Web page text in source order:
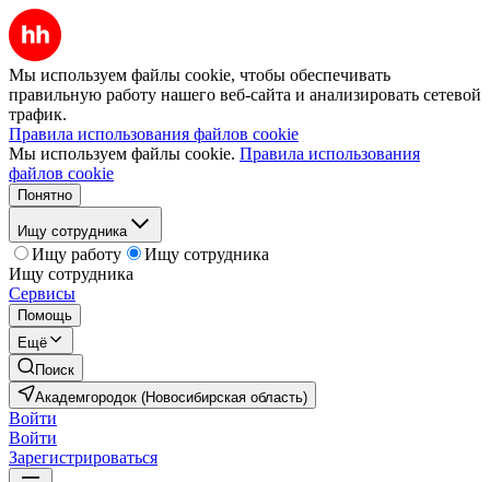
Мы используем файлы cookie, чтобы обеспечивать
правильную работу нашего веб-сайта и анализировать сетевой
трафик.
Правила использования файлов cookie
Мы используем файлы cookie. Правила использования
файлов cookie
Понятно
Ищу сотрудника
Ищу работу
Ищу сотрудника
Ищу сотрудника
Сервисы
Помощь
Ещё
Поиск
Академгородок (Новосибирская область)
Войти
Войти
Зарегистрироваться